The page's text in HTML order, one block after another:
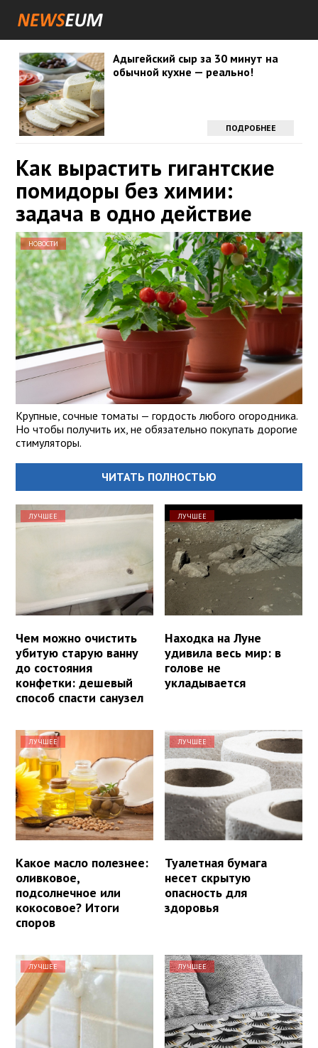
Адыгейский сыр за 30 минут на
обычной кухне — реально!
ПОДРОБНЕЕ
Как вырастить гигантские
помидоры без химии:
задача в одно действие
НОВОСТИ
Крупные, сочные томаты — гордость любого огородника.
Но чтобы получить их, не обязательно покупать дорогие
стимуляторы.
ЧИТАТЬ ПОЛНОСТЬЮ
ЛУЧШЕЕ
Чем можно очистить
убитую старую ванну
до состояния
конфетки: дешевый
способ спасти санузел
ЛУЧШЕЕ
Находка на Луне
удивила весь мир: в
голове не
укладывается
ЛУЧШЕЕ
Какое масло полезнее:
оливковое,
подсолнечное или
кокосовое? Итоги
споров
ЛУЧШЕЕ
Туалетная бумага
несет скрытую
опасность для
здоровья
ЛУЧШЕЕ ЛУЧШЕЕ